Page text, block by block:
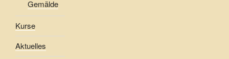
Gemälde
Kurse
Aktuelles